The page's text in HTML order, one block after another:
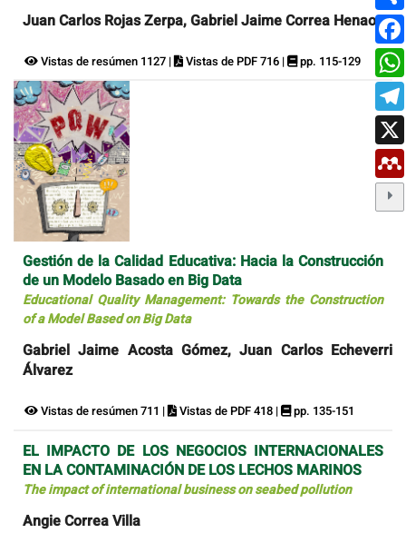
Juan Carlos Rojas Zerpa, Gabriel Jaime Correa Henao
Vistas de resúmen 1127 | Vistas de PDF 716 | pp. 115-129
Gestión de la Calidad Educativa: Hacia la Construcción
de un Modelo Basado en Big Data
Educational Quality Management: Towards the Construction
of a Model Based on Big Data
Gabriel Jaime Acosta Gómez, Juan Carlos Echeverri
Álvarez
Vistas de resúmen 711 | Vistas de PDF 418 | pp. 135-151
EL IMPACTO DE LOS NEGOCIOS INTERNACIONALES
EN LA CONTAMINACIÓN DE LOS LECHOS MARINOS
The impact of international business on seabed pollution
Angie Correa Villa